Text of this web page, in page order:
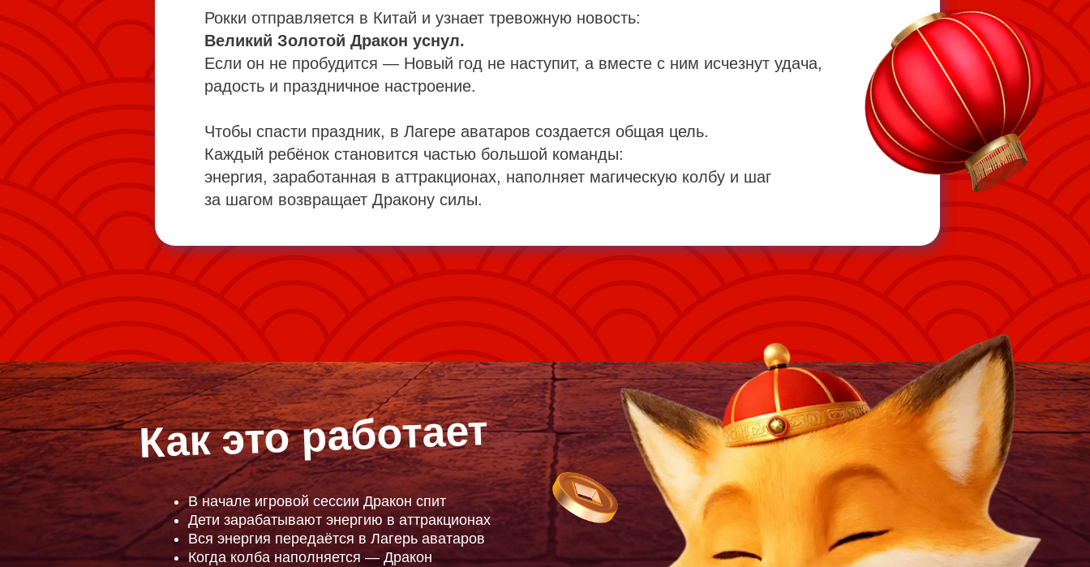
Рокки отправляется в Китай и узнает тревожную новость:
Великий Золотой Дракон уснул.
Если он не пробудится — Новый год не наступит, а вместе с ним исчезнут удача,
радость и праздничное настроение.
Чтобы спасти праздник, в Лагере аватаров создается общая цель.
Каждый ребёнок становится частью большой команды:
энергия, заработанная в аттракционах, наполняет магическую колбу и шаг
за шагом возвращает Дракону силы.
В начале игровой сессии Дракон спит
Дети зарабатывают энергию в аттракционах
Вся энергия передаётся в Лагерь аватаров
Когда колба наполняется — Дракон
Как это работает